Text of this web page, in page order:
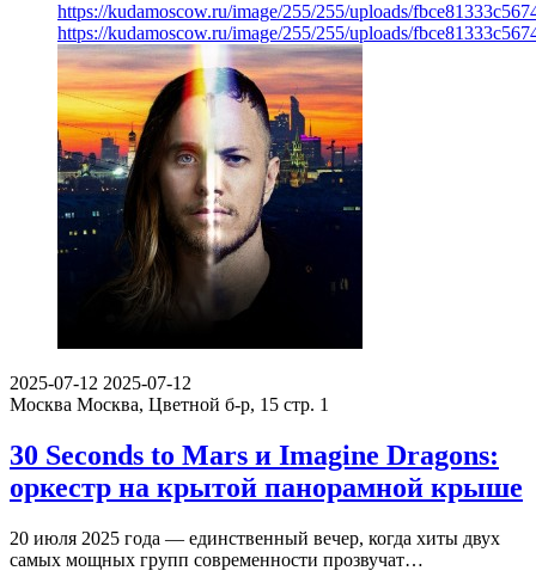
https://kudamoscow.ru/image/255/255/uploads/
https://kudamoscow.ru/image/255/255/uploads/
2025-07-12 2025-07-12
Москва Москва, Цветной б-р, 15 стр. 1
30 Seconds to Mars и Imagine Dragons:
оркестр на крытой панорамной крыше
20 июля 2025 года — единственный вечер, когда хиты двух
самых мощных групп современности прозвучат…